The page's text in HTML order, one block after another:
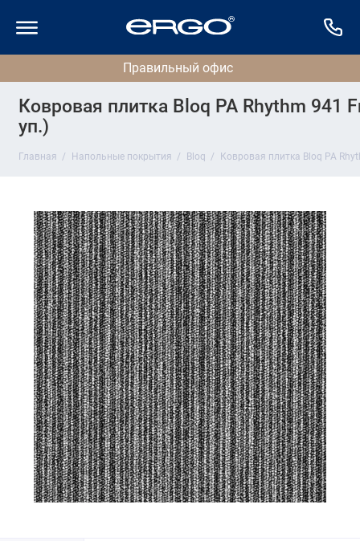
Ковровая плитка Bloq PA Rhythm
уп.)
Главная Напольные покрытия Bloq Ковровая плитка Bloq PA